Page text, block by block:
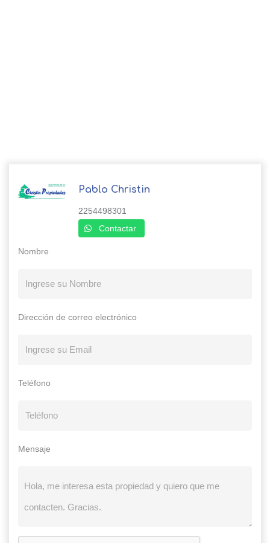
Pablo Christin
2254498301
Contactar
Nombre
Dirección de correo electrónico
Teléfono
Mensaje